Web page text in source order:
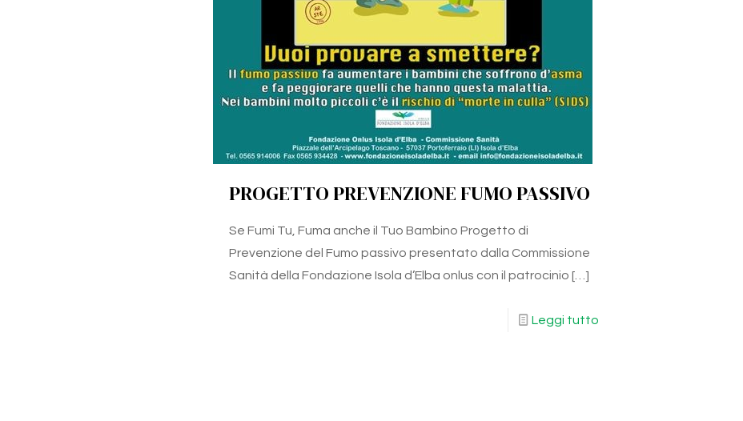
PROGETTO PREVENZIONE FUMO PASSIVO
Se Fumi Tu, Fuma anche il Tuo Bambino Progetto di
Prevenzione del Fumo passivo presentato dalla Commissione
Sanità della Fondazione Isola d’Elba onlus con il patrocinio […]
Leggi tutto